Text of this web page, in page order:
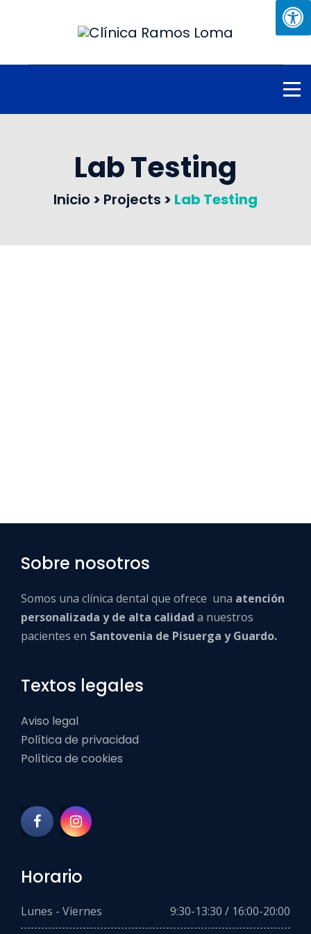
Lab Testing
Inicio > Projects > Lab Testing
Sobre nosotros
Somos una clínica dental que ofrece una atención
personalizada y de alta calidad a nuestros
pacientes en Santovenia de Pisuerga y Guardo.
Textos legales
Aviso legal
Política de privacidad
Política de cookies
Horario
Lunes - Viernes 9:30-13:30 / 16:00-20:00